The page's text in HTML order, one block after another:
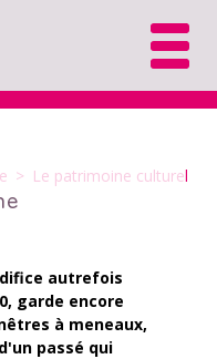
> Le patrimoine culturel
autrefois
garde encore
à meneaux,
passé qui